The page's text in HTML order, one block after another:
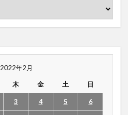
2022年2月
木 金 土 日
3 4 5 6